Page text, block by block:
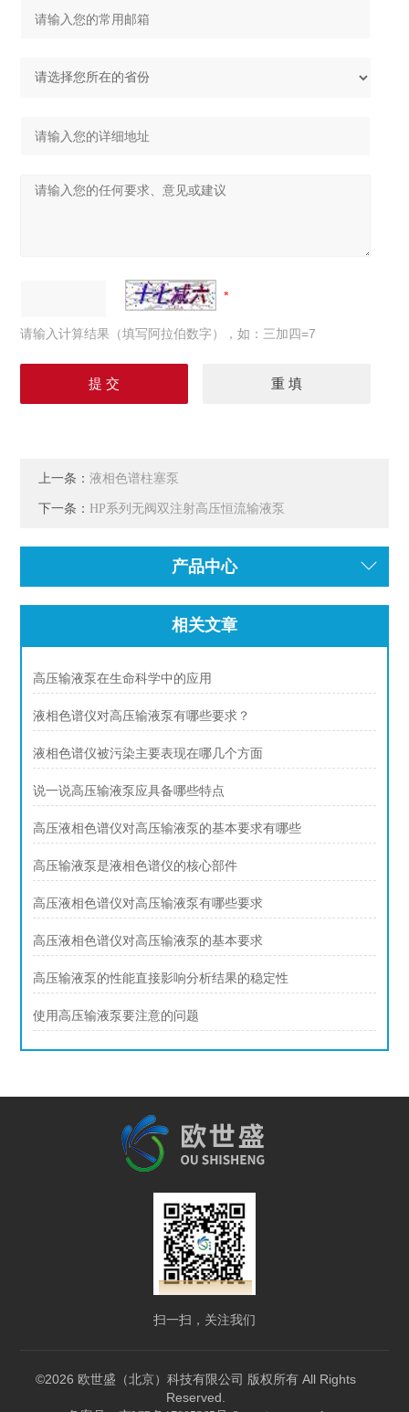
请输入计算结果（填写阿拉伯数字），如：三加四=7
上一条：液相色谱柱塞泵
下一条： HP系列无阀双注射高压恒流输液泵
产品中心
相关文章
高压输液泵在生命科学中的应用
液相色谱仪对高压输液泵有哪些要求？
液相色谱仪被污染主要表现在哪几个方面
说一说高压输液泵应具备哪些特点
高压液相色谱仪对高压输液泵的基本要求有哪些
高压输液泵是液相色谱仪的核心部件
高压液相色谱仪对高压输液泵有哪些要求
高压液相色谱仪对高压输液泵的基本要求
高压输液泵的性能直接影响分析结果的稳定性
使用高压输液泵要注意的问题
扫一扫，关注我们
©2026 欧世盛（北京）科技有限公司 版权所有 All Rights
Reserved.